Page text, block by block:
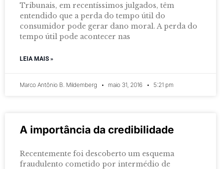
Tribunais, em recentíssimos julgados, têm
entendido que a perda do tempo útil do
consumidor pode gerar dano moral. A perda do
tempo útil pode acontecer nas
LEIA MAIS »
Marco Antônio B. Mildemberg maio 31, 2016 5:21 pm
A importância da credibilidade
Recentemente foi descoberto um esquema
fraudulento cometido por intermédio de